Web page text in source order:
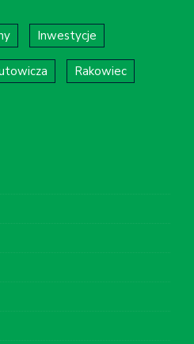
Inwestycje
Rakowiec